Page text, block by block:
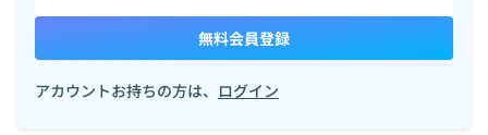
無料会員登録
アカウントお持ちの方は、 ログイン